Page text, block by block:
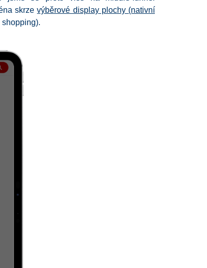
skrzevýběrové display plochy (nativní